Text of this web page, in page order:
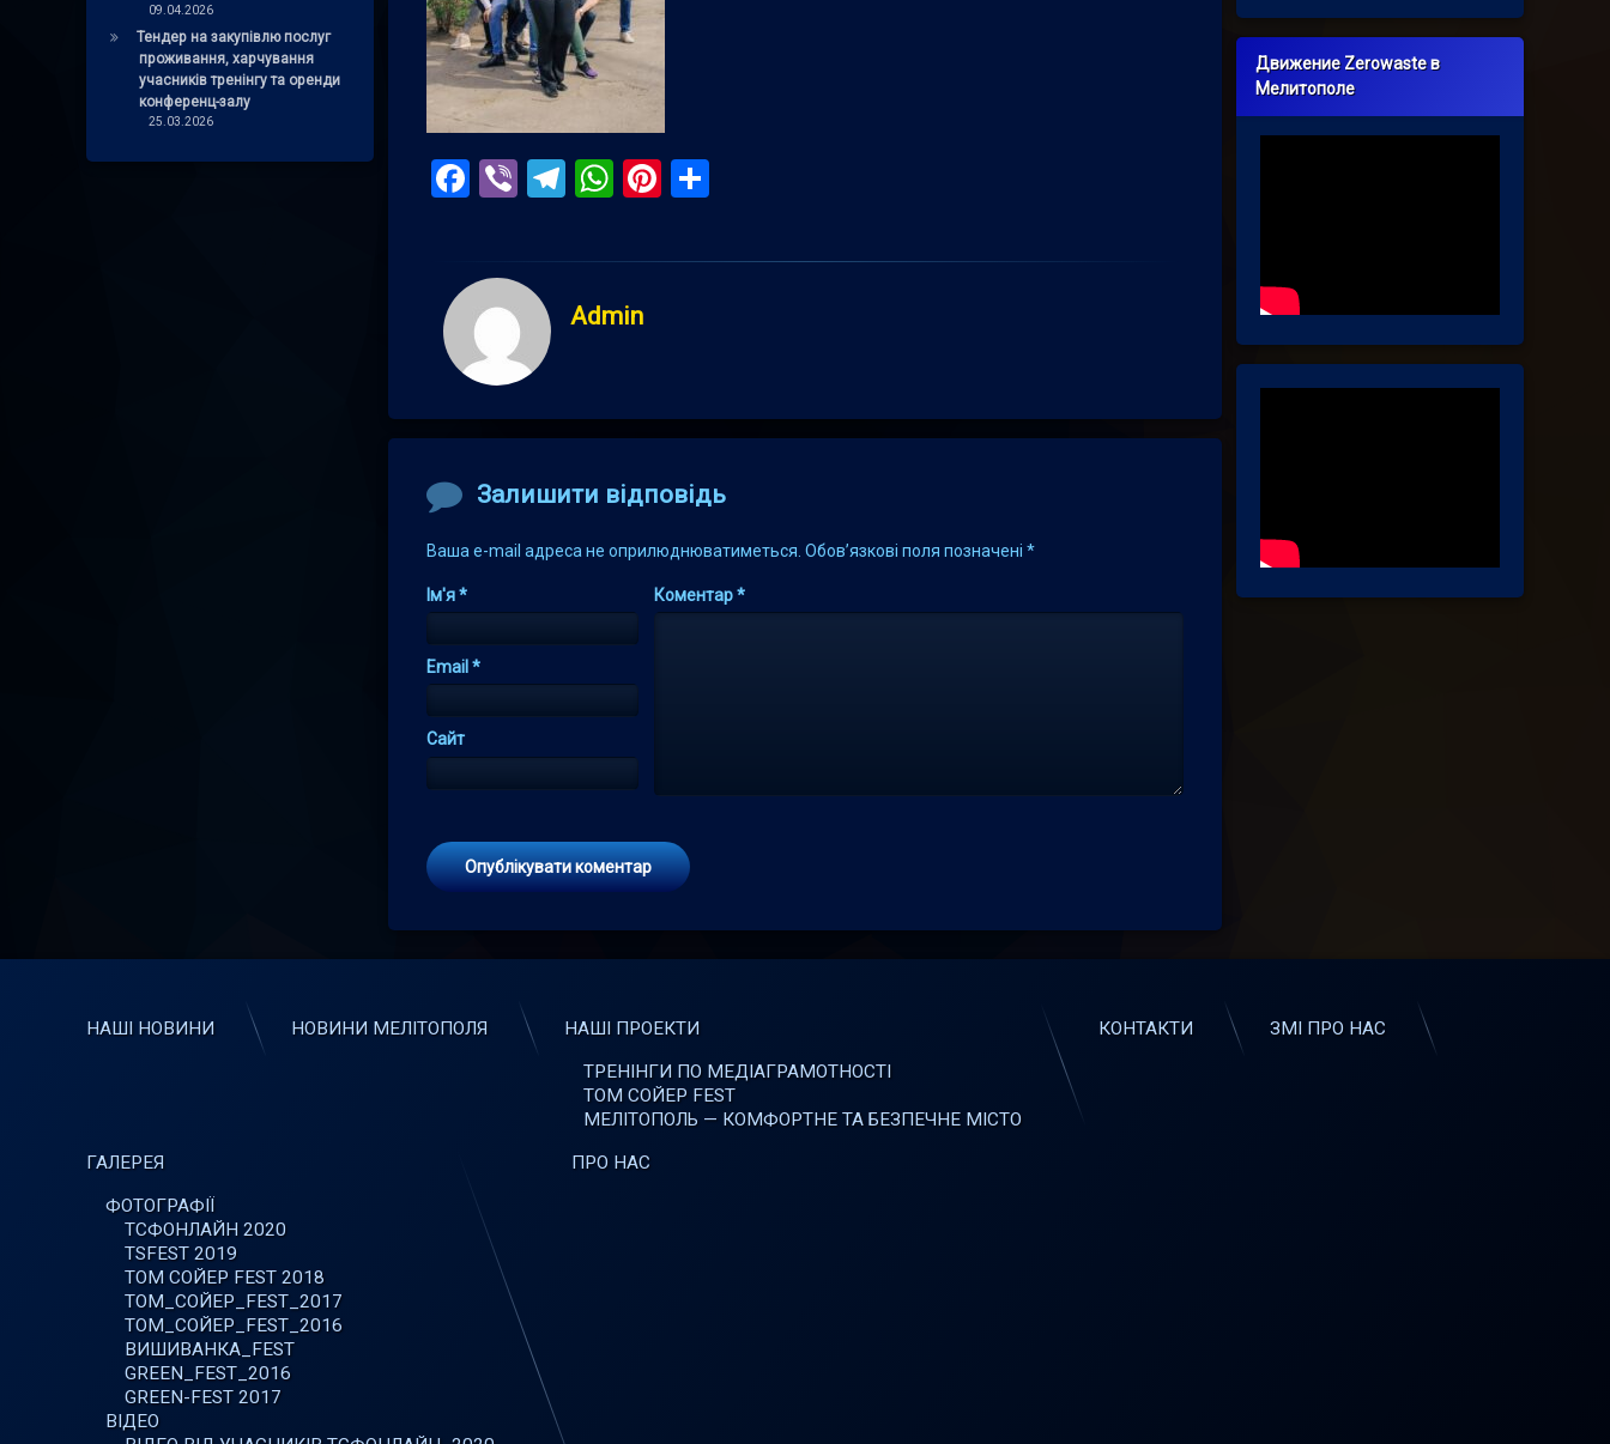
Facebook
ViberTelegram
WhatsApp
Pinterest
Admin
Comments
Залишити відповідь
Ваша e-mail адреса не оприлюднюватиметься. Обов’язкові поля позначені *
Коментар*
Ім'я*
Email *
Сайт
09.04.2026
Тендер на закупівлю послуг
проживання, харчування
учасників тренінгу та оренди
конференц-залу
25.03.2026
Движение Zerowaste в
Мелитополе
НАШІ НОВИНИ НОВИНИ МЕЛІТОПОЛЯ
НАШІ ПРОЕКТИ
ТРЕНІНГИ ПО МЕДІАГРАМОТНОСТІ
ТОМ СОЙЕР FEST
МЕЛІТОПОЛЬ — КОМФОРТНЕ ТА БЕЗПЕЧНЕ МІСТО
КОНТАКТИ ЗМІ ПРО НАС
ГАЛЕРЕЯ
ФОТОГРАФІЇ
ТСФОНЛАЙН 2020
TSFEST 2019
ТОМ СОЙЕР FEST 2018
ТОМ_СОЙЕР_FEST_2017
ТОМ_СОЙЕР_FEST_2016
ВИШИВАНКА_FEST
GREEN_FEST_2016
GREEN-FEST 2017
ВІДЕО
ПРО НАС